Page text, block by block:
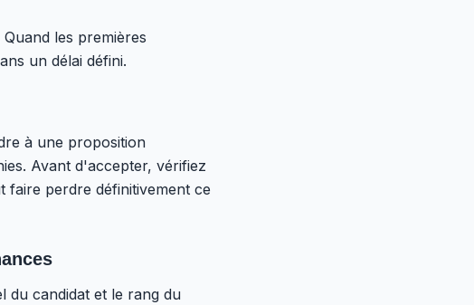
les premières
un délai défini.
à une proposition
Avant d'accepter, vérifiez
faire perdre définitivement ce
candidat et le rang du